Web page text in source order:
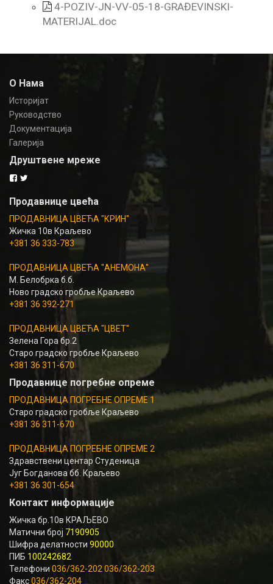
4-POZIV-JN-VV-05-18-GRAĐEVINSKI-
MATERIJAL.doc
О Нама
Историјат
Руководство
Документација
Галерија
Друштвене мреже
Продавнице цвећа
ПРОДАВНИЦА ЦВЕЋА "КРИН"
Жичка 10в Краљево
+381 36 333-783
ПРОДАВНИЦА ЦВЕЋА "АНЕМОНА"
М. Белобрка б.б.
Ново градско гробље Краљево
+381 36 392-271
ПРОДАВНИЦА ЦВЕЋА "ЦВЕТ"
Зелена Гора бр.2
Старо градско гробље Краљево
+381 36 311-670
Продавнице погребне опреме
ПРОДАВНИЦА ПОГРЕБНЕ ОПРЕМЕ 1
Старо градско гробље Краљево
+381 36 311-670
ПРОДАВНИЦА ПОГРЕБНЕ ОПРЕМЕ 2
Здравствени центар Студеница
Југ Богданова бб. Краљево
+381 36 301-654
Контакт информације
Жичка бр.10в КРАЉЕВО
Матични број 7190905
Шифра делатности 90000
ПИБ 100242682
Телефони 036/362-202 036/362-203
Факс036/362-204